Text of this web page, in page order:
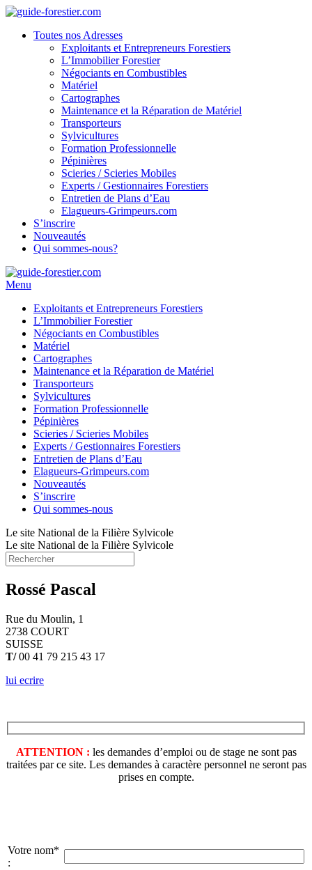
Toutes nos Adresses
Exploitants et Entrepreneurs Forestiers
L’Immobilier Forestier
Négociants en Combustibles
Matériel
Cartographes
Maintenance et la Réparation de Matériel
Transporteurs
Sylvicultures
Formation Professionnelle
Pépinières
Scieries / Scieries Mobiles
Experts / Gestionnaires Forestiers
Entretien de Plans d’Eau
Elagueurs-Grimpeurs.com
S’inscrire
Nouveautés
Qui sommes-nous?
Menu
Exploitants et Entrepreneurs Forestiers
L’Immobilier Forestier
Négociants en Combustibles
Matériel
Cartographes
Maintenance et la Réparation de Matériel
Transporteurs
Sylvicultures
Formation Professionnelle
Pépinières
Scieries / Scieries Mobiles
Experts / Gestionnaires Forestiers
Entretien de Plans d’Eau
Elagueurs-Grimpeurs.com
Nouveautés
S’inscrire
Qui sommes-nous
Le site National de la Filière Sylvicole
Le site National de la Filière Sylvicole
Rossé Pascal
Rue du Moulin, 1
2738 COURT
SUISSE
T/00 41 79 215 43 17
lui ecrire
ATTENTION : les demandes d’emploi ou de stage ne sont pas
traitées par ce site. Les demandes à caractère personnel ne seront pas
prises en compte.
Votre nom*
: